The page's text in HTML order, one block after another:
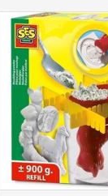
SES ,Creative,
gips, knutselen,
navulling,
kinderen, kind,
TOEVOEGEN AAN